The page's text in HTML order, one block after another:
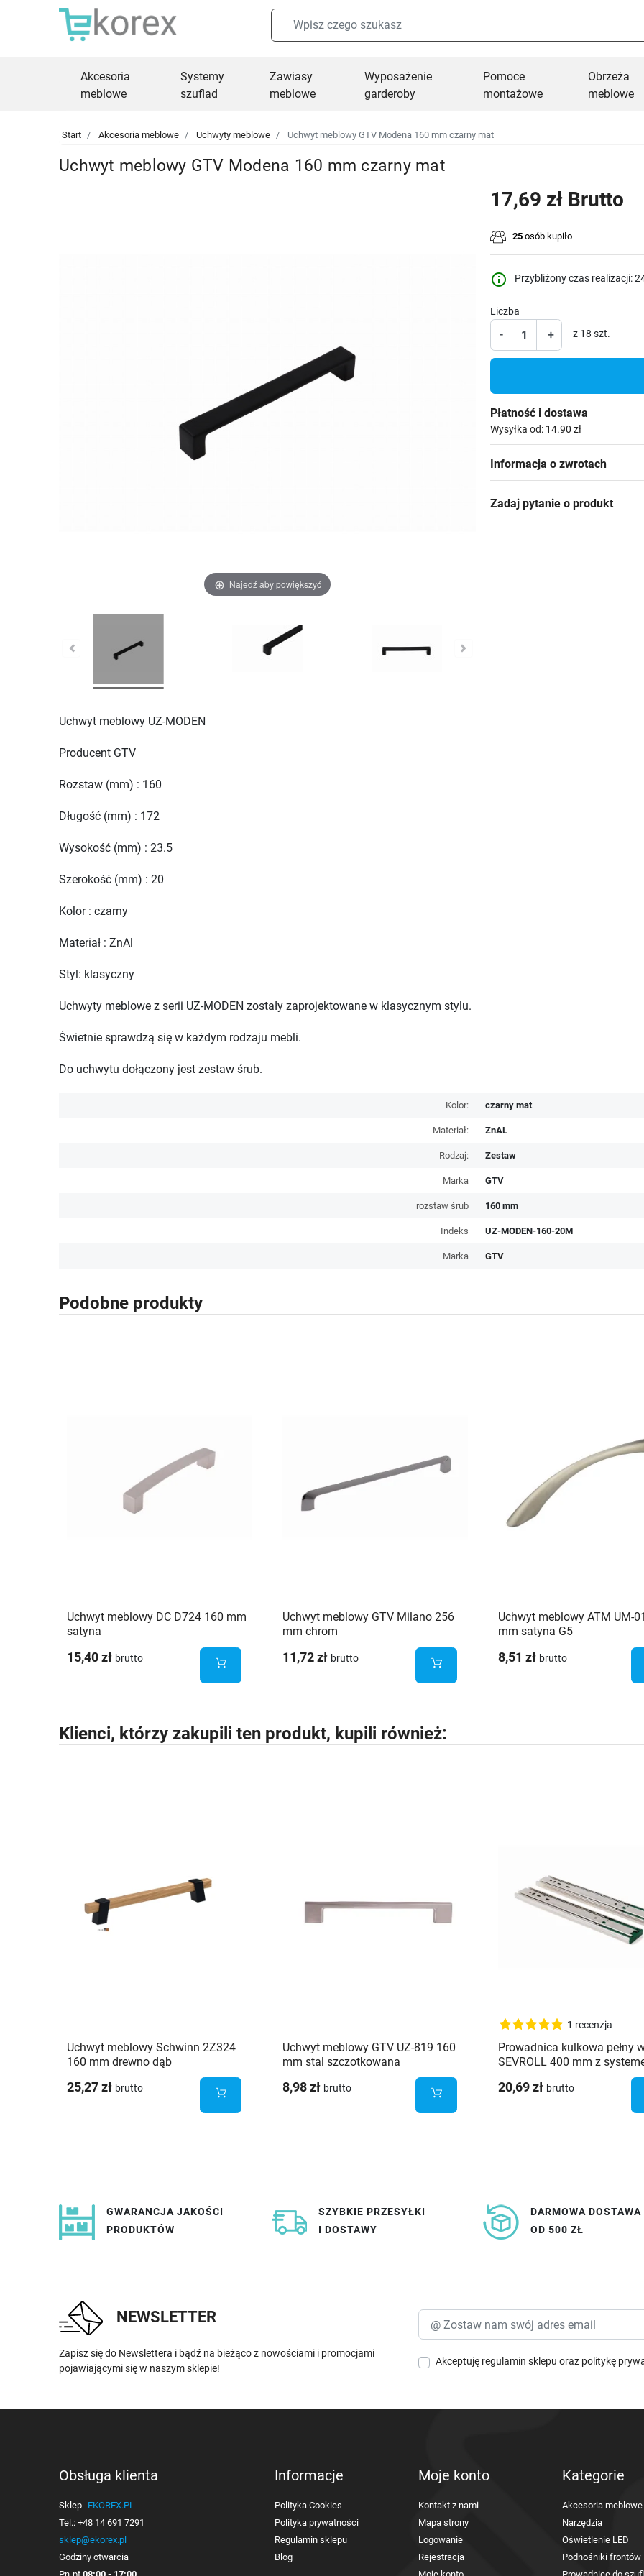
Akcesoria
meblowe
Systemy
szuflad
Zawiasy
meblowe
Wyposażenie
garderoby
Pomoce
montażowe
Obrzeża
meblowe
Start Akcesoria meblowe Uchwyty meblowe Uchwyt meblowy GTV Modena 160 mm czarny mat
Uchwyt meblowy GTV Modena 160 mm czarny mat
Najedź aby powiększyć
17,69 zł Brutto
25 osób kupiło
info_outline Przybliżony czas realizacji:
Liczba
- + z 18 szt.
Płatność i dostawa
Wysyłka od: 14.90 zł
Informacja o zwrotach
Zadaj pytanie o produkt
Uchwyt meblowy UZ-MODEN
Producent GTV
Rozstaw (mm) : 160
Długość (mm) : 172
Wysokość (mm) : 23.5
Szerokość (mm) : 20
Kolor : czarny
Materiał : ZnAl
Styl: klasyczny
Uchwyty meblowe z serii UZ-MODEN zostały zaprojektowane w klasycznym stylu.
Świetnie sprawdzą się w każdym rodzaju mebli.
Do uchwytu dołączony jest zestaw śrub.
Kolor: czarny mat
Materiał: ZnAL
Rodzaj: Zestaw
Marka GTV
rozstaw śrub 160 mm
Indeks UZ-MODEN-160-20M
Marka GTV
Podobne produkty
Uchwyt meblowy DC D724 160 mm
satyna
15,40 zł brutto
Uchwyt meblowy GTV Milano 256
mm chrom
11,72 zł brutto
Uchwyt meblowy ATM UM-
mm satyna G5
8,51 zł brutto
Klienci, którzy zakupili ten produkt, kupili również:
Uchwyt meblowy Schwinn 2Z324
160 mm drewno dąb
25,27 zł brutto
Uchwyt meblowy GTV UZ-819 160
mm stal szczotkowana
8,98 zł brutto
1 recenzja
Prowadnica kulkowa pełny
SEVROLL 400 mm z
20,69 zł brutto
GWARANCJA JAKOŚCI
PRODUKTÓW
SZYBKIE PRZESYŁKI
I DOSTAWY
DARMOWA DOSTAWA
OD 500 ZŁ
NEWSLETTER
Zapisz się do Newslettera i bądź na bieżąco z nowościami i promocjami
pojawiającymi się w naszym sklepie!
Akceptuję regulamin sklepu oraz politykę
Obsługa klienta
Sklep EKOREX.PL
Tel.: +48 14 691 7291
sklep@ekorex.pl
Godziny otwarcia
Informacje
Polityka Cookies
Polityka prywatności
Regulamin sklepu
Blog
Moje konto
Kontakt z nami
Mapa strony
Logowanie
Rejestracja
Kategorie
Akcesoria meblowe
Narzędzia
Oświetlenie LED
Podnośniki frontów